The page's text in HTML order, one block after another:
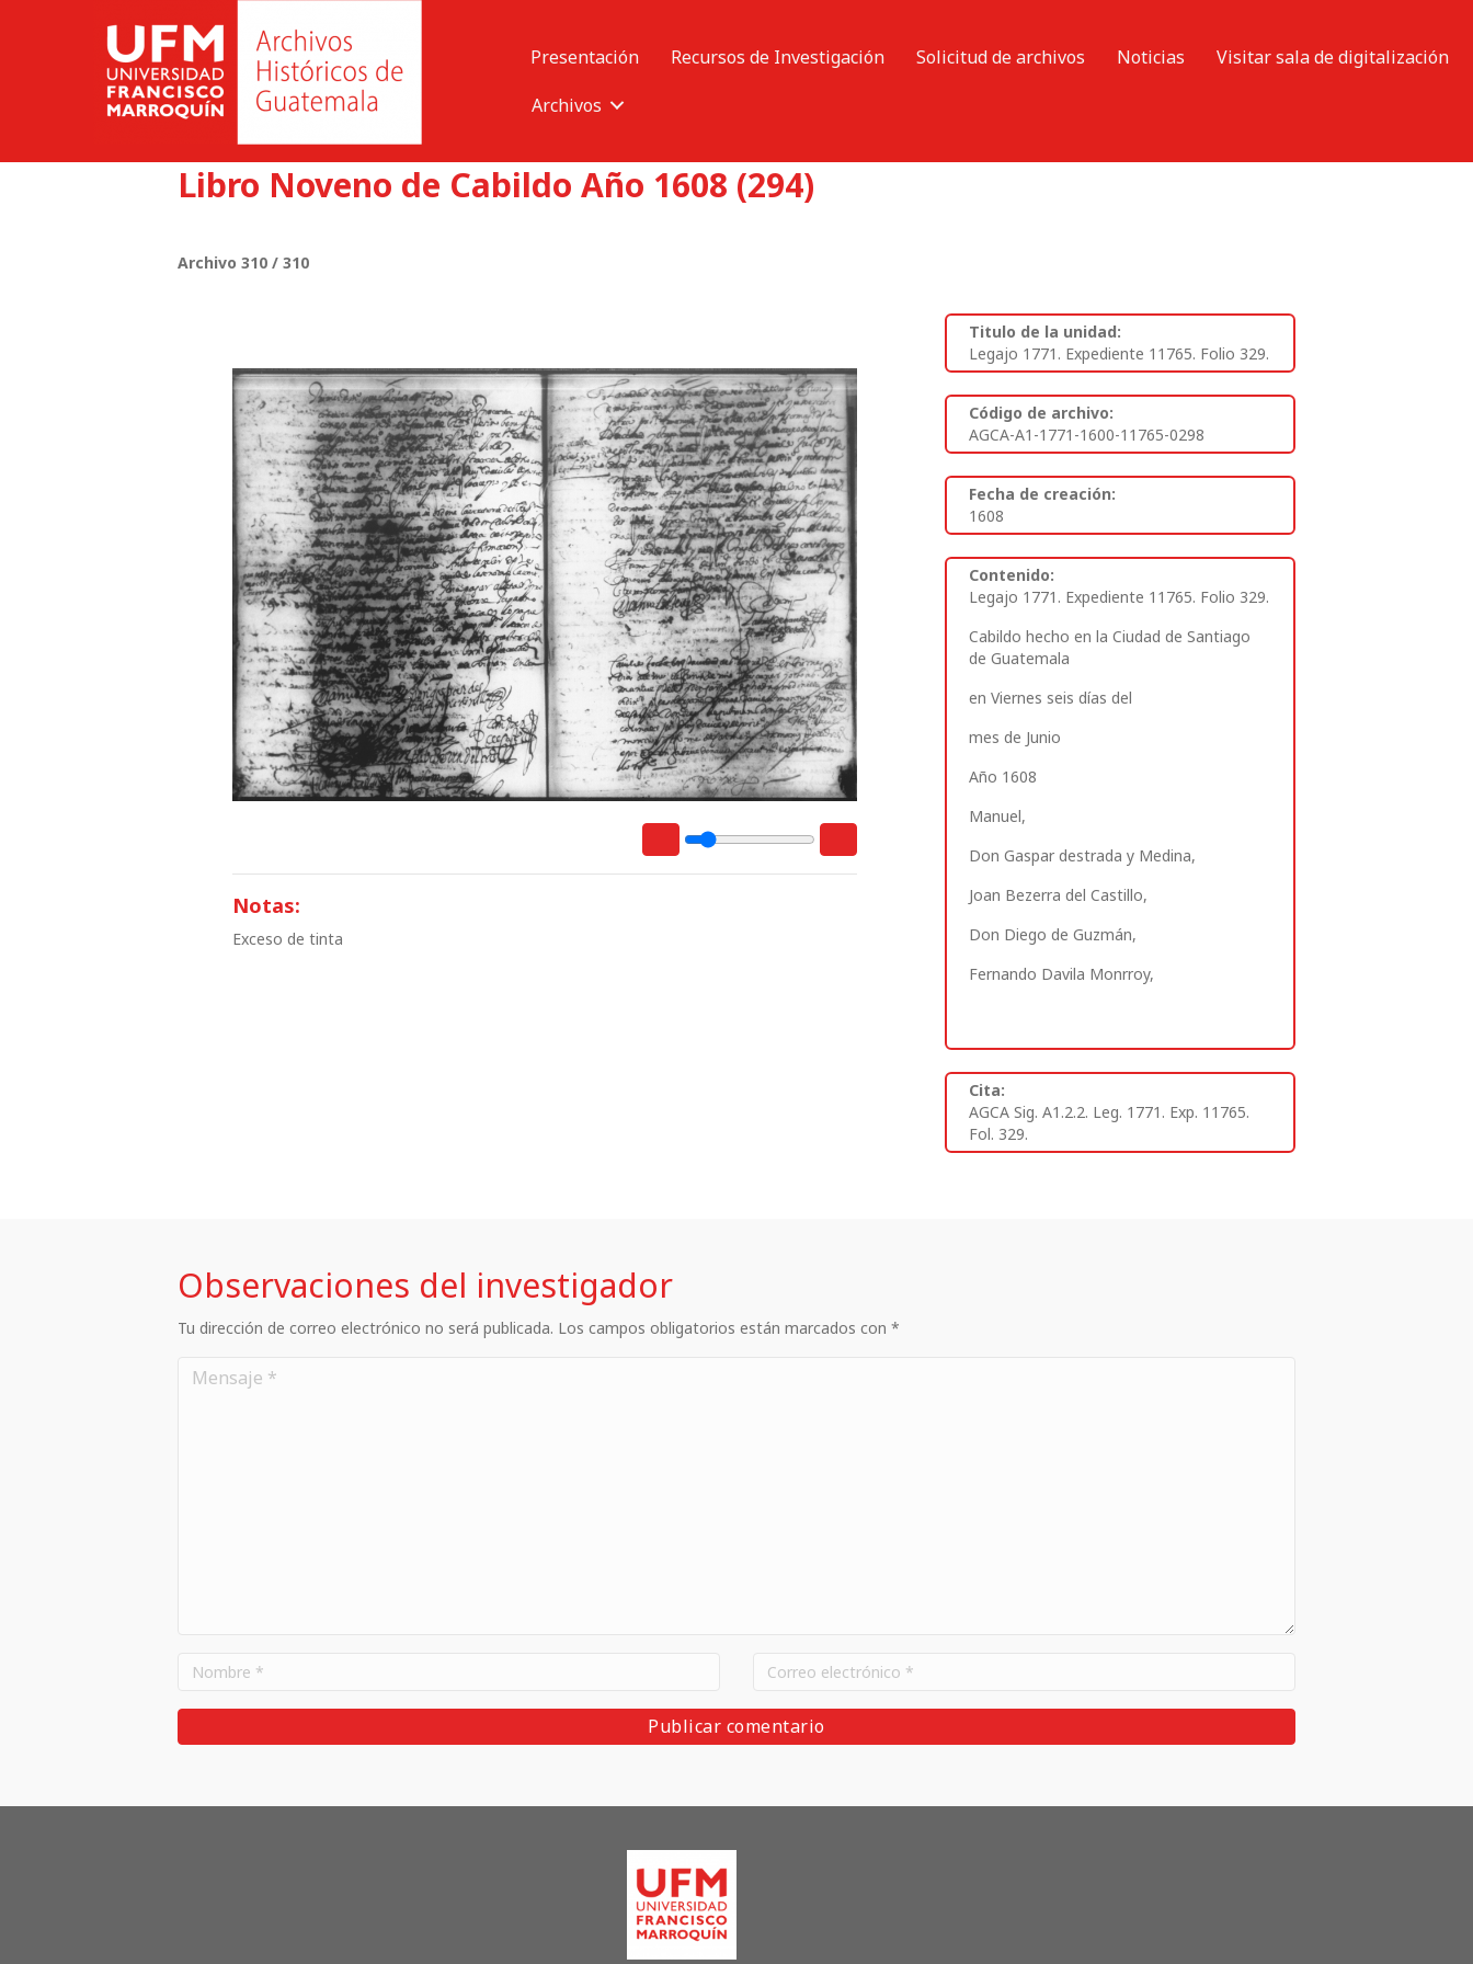
Presentación Recursos de Investigación Solicitud de archivos Noticias
Visitar sala de digitalización
Archivos
Libro Noveno de Cabildo Año 1608 (294)
Archivo 310 / 310
Notas:
Exceso de tinta
Titulo de la unidad:
Legajo 1771. Expediente 11765. Folio 329.
Código de archivo:
AGCA-A1-1771-1600-11765-0298
Fecha de creación:
1608
Contenido:
Legajo 1771. Expediente 11765. Folio 329.
Cabildo hecho en la Ciudad de Santiago
de Guatemala
en Viernes seis días del
mes de Junio
Año 1608
Manuel,
Don Gaspar destrada y Medina,
Joan Bezerra del Castillo,
Don Diego de Guzmán,
Fernando Davila Monrroy,
Cita:
AGCA Sig. A1.2.2. Leg. 1771. Exp. 11765.
Fol. 329.
Observaciones del investigador
Tu dirección de correo electrónico no será publicada. Los campos obligatorios están marcados con *